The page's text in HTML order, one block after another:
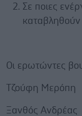
Σε ποιες
καταβληθούν
Οι ερωτώντες
Τζούφη Μερόπη
Ξανθός Ανδρέας